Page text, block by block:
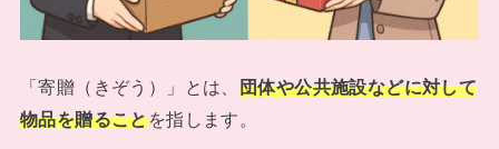
「寄贈（きぞう）」とは、 団体や公共施設などに対して
物品を贈ることを指します。